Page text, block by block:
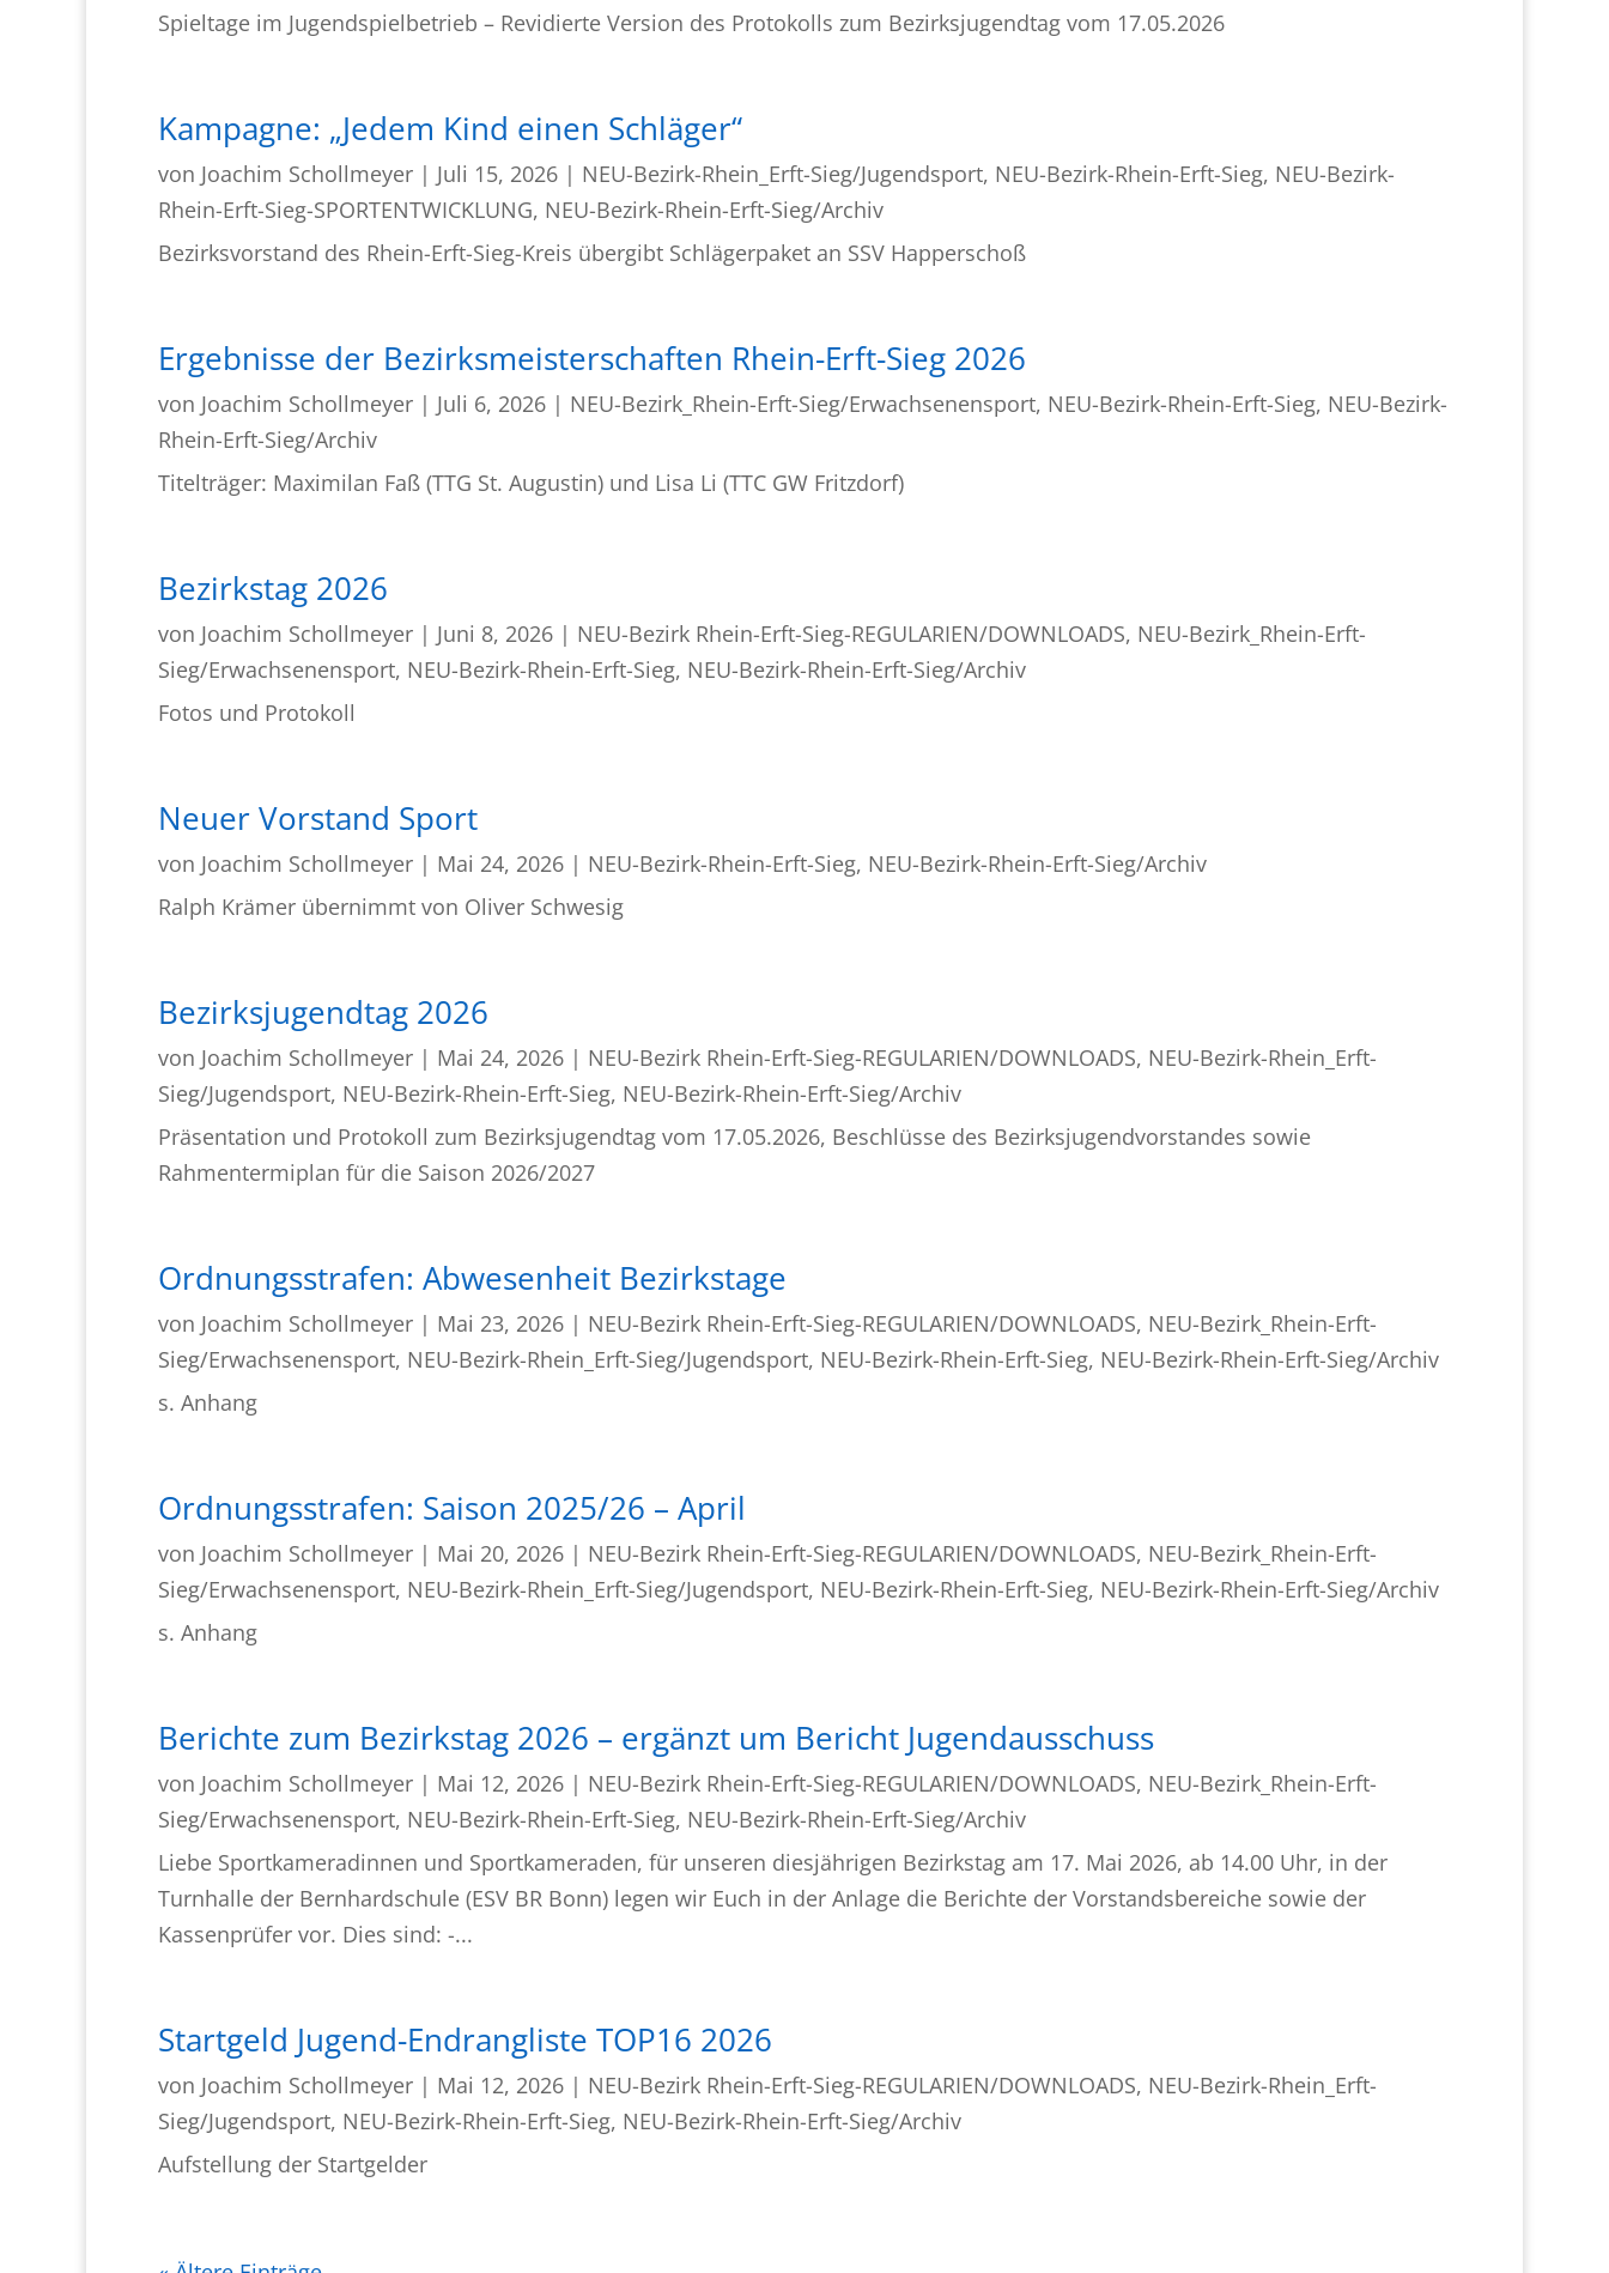
Spieltage im Jugendspielbetrieb – Revidierte Version des Protokolls zum Bezirksjugendtag vom 17.05.2026
Kampagne: „Jedem Kind einen Schläger“
von Joachim Schollmeyer | Juli 15, 2026 | NEU-Bezirk-Rhein_Erft-Sieg/Jugendsport, NEU-Bezirk-Rhein-Erft-Sieg, NEU-Bezirk-
Rhein-Erft-Sieg-SPORTENTWICKLUNG, NEU-Bezirk-Rhein-Erft-Sieg/Archiv
Bezirksvorstand des Rhein-Erft-Sieg-Kreis übergibt Schlägerpaket an SSV Happerschoß
Ergebnisse der Bezirksmeisterschaften Rhein-Erft-Sieg 2026
von Joachim Schollmeyer | Juli 6, 2026 | NEU-Bezirk_Rhein-Erft-Sieg/Erwachsenensport, NEU-Bezirk-Rhein-Erft-Sieg, NEU-Bezirk-
Rhein-Erft-Sieg/Archiv
Titelträger: Maximilan Faß (TTG St. Augustin) und Lisa Li (TTC GW Fritzdorf)
Bezirkstag 2026
von Joachim Schollmeyer | Juni 8, 2026 | NEU-Bezirk Rhein-Erft-Sieg-REGULARIEN/DOWNLOADS, NEU-Bezirk_Rhein-Erft-
Sieg/Erwachsenensport, NEU-Bezirk-Rhein-Erft-Sieg, NEU-Bezirk-Rhein-Erft-Sieg/Archiv
Fotos und Protokoll
Neuer Vorstand Sport
von Joachim Schollmeyer | Mai 24, 2026 | NEU-Bezirk-Rhein-Erft-Sieg, NEU-Bezirk-Rhein-Erft-Sieg/Archiv
Ralph Krämer übernimmt von Oliver Schwesig
Bezirksjugendtag 2026
von Joachim Schollmeyer | Mai 24, 2026 | NEU-Bezirk Rhein-Erft-Sieg-REGULARIEN/DOWNLOADS, NEU-Bezirk-Rhein_Erft-
Sieg/Jugendsport, NEU-Bezirk-Rhein-Erft-Sieg, NEU-Bezirk-Rhein-Erft-Sieg/Archiv
Präsentation und Protokoll zum Bezirksjugendtag vom 17.05.2026, Beschlüsse des Bezirksjugendvorstandes sowie
Rahmentermiplan für die Saison 2026/2027
Ordnungsstrafen: Abwesenheit Bezirkstage
von Joachim Schollmeyer | Mai 23, 2026 | NEU-Bezirk Rhein-Erft-Sieg-REGULARIEN/DOWNLOADS, NEU-Bezirk_Rhein-Erft-
Sieg/Erwachsenensport, NEU-Bezirk-Rhein_Erft-Sieg/Jugendsport, NEU-Bezirk-Rhein-Erft-Sieg, NEU-Bezirk-Rhein-Erft-Sieg/Archiv
s. Anhang
Ordnungsstrafen: Saison 2025/26 – April
von Joachim Schollmeyer | Mai 20, 2026 | NEU-Bezirk Rhein-Erft-Sieg-REGULARIEN/DOWNLOADS, NEU-Bezirk_Rhein-Erft-
Sieg/Erwachsenensport, NEU-Bezirk-Rhein_Erft-Sieg/Jugendsport, NEU-Bezirk-Rhein-Erft-Sieg, NEU-Bezirk-Rhein-Erft-Sieg/Archiv
s. Anhang
Berichte zum Bezirkstag 2026 – ergänzt um Bericht Jugendausschuss
von Joachim Schollmeyer | Mai 12, 2026 | NEU-Bezirk Rhein-Erft-Sieg-REGULARIEN/DOWNLOADS, NEU-Bezirk_Rhein-Erft-
Sieg/Erwachsenensport, NEU-Bezirk-Rhein-Erft-Sieg, NEU-Bezirk-Rhein-Erft-Sieg/Archiv
Liebe Sportkameradinnen und Sportkameraden, für unseren diesjährigen Bezirkstag am 17. Mai 2026, ab 14.00 Uhr, in der
Turnhalle der Bernhardschule (ESV BR Bonn) legen wir Euch in der Anlage die Berichte der Vorstandsbereiche sowie der
Kassenprüfer vor. Dies sind: -...
Startgeld Jugend-Endrangliste TOP16 2026
von Joachim Schollmeyer | Mai 12, 2026 | NEU-Bezirk Rhein-Erft-Sieg-REGULARIEN/DOWNLOADS, NEU-Bezirk-Rhein_Erft-
Sieg/Jugendsport, NEU-Bezirk-Rhein-Erft-Sieg, NEU-Bezirk-Rhein-Erft-Sieg/Archiv
Aufstellung der Startgelder